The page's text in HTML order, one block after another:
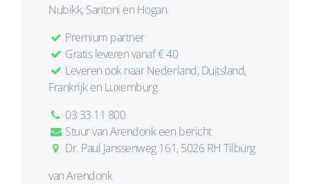
Nubikk, Santoni en Hogan.
Premium partner
Gratis leveren vanaf € 40
Leveren ook naar Nederland, Duitsland,
Frankrijk en Luxemburg
03 33 11 800
Stuur van Arendonk een bericht
Dr. Paul Janssenweg 161, 5026 RH Tilburg
van Arendonk